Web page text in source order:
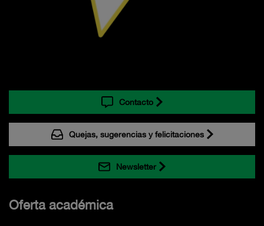
Contacto
Quejas, sugerencias y felicitaciones
Newsletter
Oferta académica